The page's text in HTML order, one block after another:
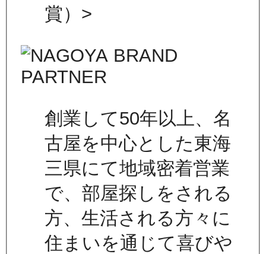
賞）>
創業して50年以上、名
古屋を中心とした東海
三県にて地域密着営業
で、部屋探しをされる
方、生活される方々に
住まいを通じて喜びや